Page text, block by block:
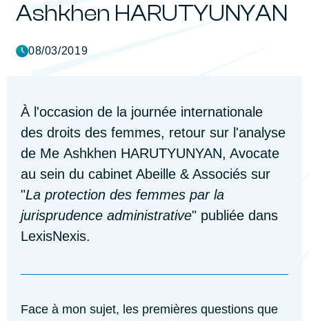
Ashkhen HARUTYUNYAN
08/03/2019
À l'occasion de la journée internationale
des droits des femmes, retour sur l'analyse
de Me Ashkhen HARUTYUNYAN, Avocate
au sein du cabinet Abeille & Associés sur
"La protection des femmes par la
jurisprudence administrative" publiée dans
LexisNexis.
Face à mon sujet, les premières questions que